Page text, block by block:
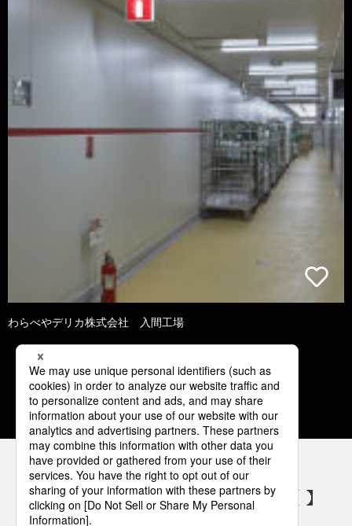
わらべやデリカ株式会社 入間工場
1 2 3 4 5
パナソニックの電気設備 SNSアカウント